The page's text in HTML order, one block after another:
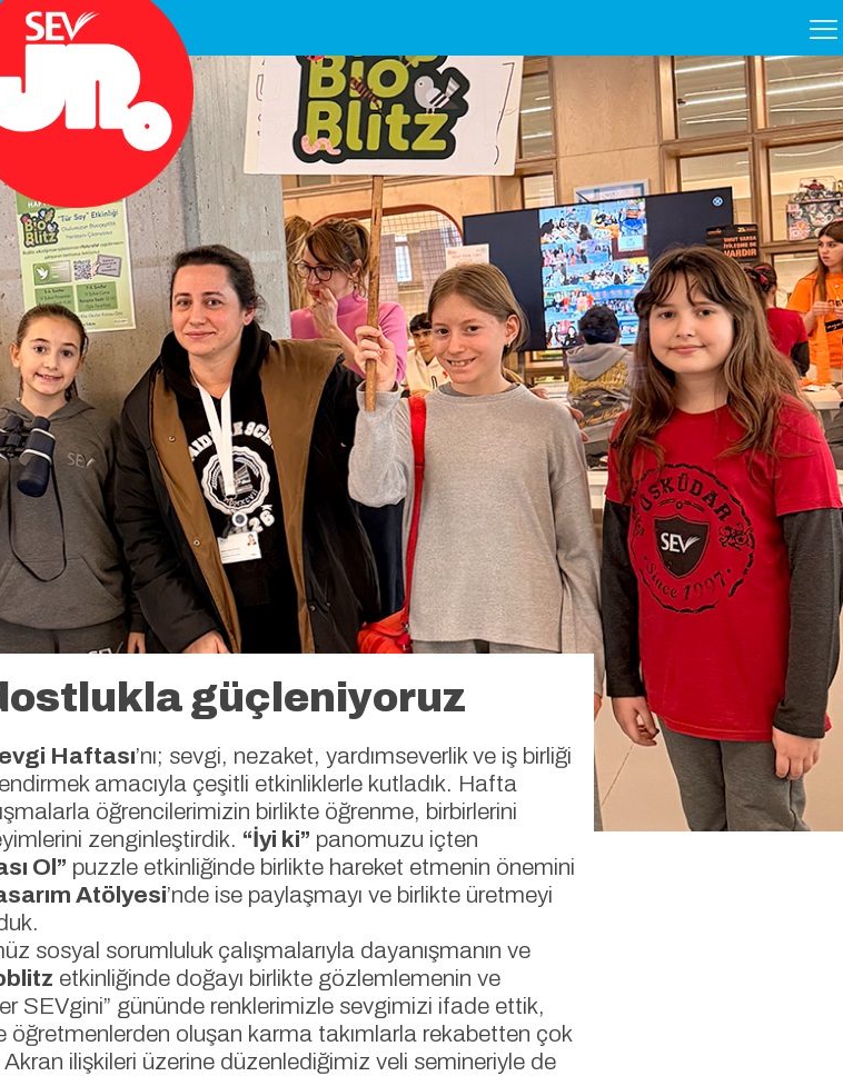
güçleniyoruz
Haftası’nı; sevgi, nezaket, yardımseverlik ve iş birliği
amacıyla çeşitli etkinliklerle kutladık. Hafta
öğrencilerimizin birlikte öğrenme, birbirlerini
zenginleştirdik. “İyi ki” panomuzu içten
Ol” puzzle etkinliğinde birlikte hareket etmenin önemini
Atölyesi’nde ise paylaşmayı ve birlikte üretmeyi
sosyal sorumluluk çalışmalarıyla dayanışmanın ve
etkinliğinde doğayı birlikte gözlemlemenin ve
SEVgini” gününde renklerimizle sevgimizi ifade ettik,
öğretmenlerden oluşan karma takımlarla rekabetten çok
Akran ilişkileri üzerine düzenlediğimiz veli semineriyle de